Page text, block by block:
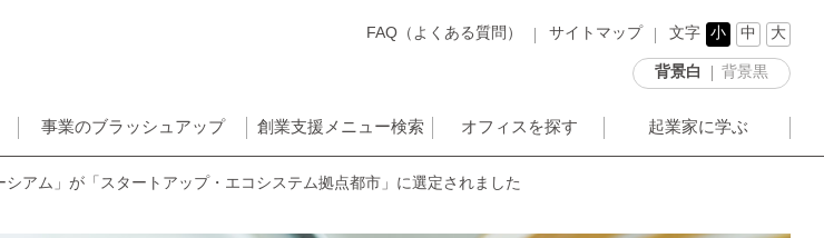
FAQ（よくある質問） サイトマップ 文字 小 中 大
背景白 背景黒
事業のブラッシュアップ 創業支援メニュー検索 オフィスを探す 起業家に学ぶ
アム」が「スタートアップ・エコシステム拠点都市」に選定されました